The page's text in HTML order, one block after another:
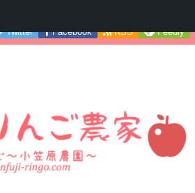
Twitter Facebook RSS Feedly